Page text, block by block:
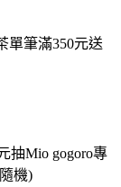
單筆滿350元送
抽Mio gogoro專
機)